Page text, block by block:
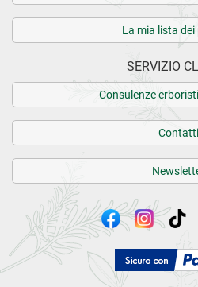
La mia lista
SERVIZIO
Consulenze
Contatti